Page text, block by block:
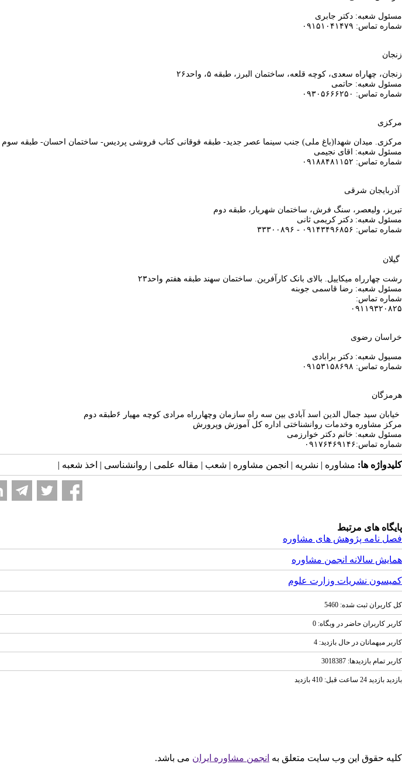
مسئول شعبه: دکتر جابری
شماره تماس: ۰۹۱۵۱۰۴۱۴۷۹
زنجان
زنجان، چهاراه سعدی، کوچه قلعه، ساختمان البرز، طبقه ۵، واحد۲۶
مسئول شعبه: حاتمی
شماره تماس: ۰۹۳۰۵۶۶۶۲۵۰
مرکزی
مرکزی. میدان شهدا(باغ ملی) جنب سینما عصر جدید- طبقه فوقانی کتاب فروشی پردیس- ساختمان احسان- طبقه سوم
مسئول شعبه: اقای نجیمی
شماره تماس: ۰۹۱۸۸۴۸۱۱۵۲
آذربایجان شرقی
تبریز، ولیعصر، سنگ فرش، ساختمان شهریار، طبقه دوم
مسئول شعبه: دکتر کریمی ثانی
شماره تماس: ۰۹۱۴۳۴۹۶۸۵۶ - ۳۳۳۰۰۸۹۶
گیلان
رشت چهارراه میکاییل. بالای بانک کارآفرین. ساختمان سهند طبقه هفتم واحد۲۳
مسئول شعبه: رضا قاسمی جوبنه
شماره تماس:
۰۹۱۱۹۳۲۰۸۲۵
خراسان رضوی
مسیول شعبه: دکتر برابادی
شماره تماس: ۰۹۱۵۳۱۵۸۶۹۸
هرمزگان
خیابان سید جمال الدین اسد آبادی بین سه راه سازمان وچهارراه مرادی کوچه مهیار ۶طبقه دوم
مرکز مشاوره وخدمات روانشناختی اداره کل آموزش وپرورش
مسئول شعبه: خانم دکتر خوارزمی
شماره تماس:۰۹۱۷۶۴۶۹۱۴۶
کلیدواژه ها: مشاوره | نشریه | انجمن مشاوره | شعب | مقاله علمی | روانشناسی | اخذ شعبه |
پایگاه های مرتبط
فصل نامه پژوهش های مشاوره
همایش سالانه انجمن مشاوره
کمیسون نشریات وزارت علوم
كل کاربران ثبت شده: 5460
کاربر کاربران حاضر در وبگاه: 0
کاربر ميهمانان در حال بازديد: 4
کاربر تمام بازديد‌ها: 3018387
بازدید بازديد 24 ساعت قبل: 410 بازدید
کلیه حقوق این وب سایت متعلق به انجمن مشاوره ایران می باشد.